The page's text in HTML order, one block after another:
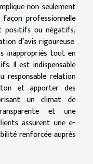
non seulement
professionnelle
positifs ou négatifs,
d’avis rigoureuse.
inappropriés tout en
Il est indispensable
responsable relation
et apporter des
un climat de
et une
assurent une e-
renforcée auprès